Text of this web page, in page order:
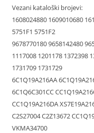
Vezani kataloški brojevi:
1608024880 1609010680
5751F1 5751F2
9678770180 9658142480
1117008 1201178 1372398
1731709 1731729
6C1Q19A216AA
6C1Q6C301CC
CC1Q19A216DA
C2S27004 C2Z13672
VKMA34700